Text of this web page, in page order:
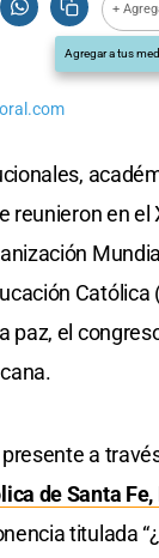
+
Agregar a tus
reunieron en el
Católica
paz, el
a
de Santa
titulada